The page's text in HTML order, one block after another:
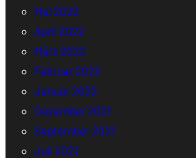
Mai 2022
April 2022
März 2022
Februar 2022
Januar 2022
Dezember 2021
September 2021
Juli 2021